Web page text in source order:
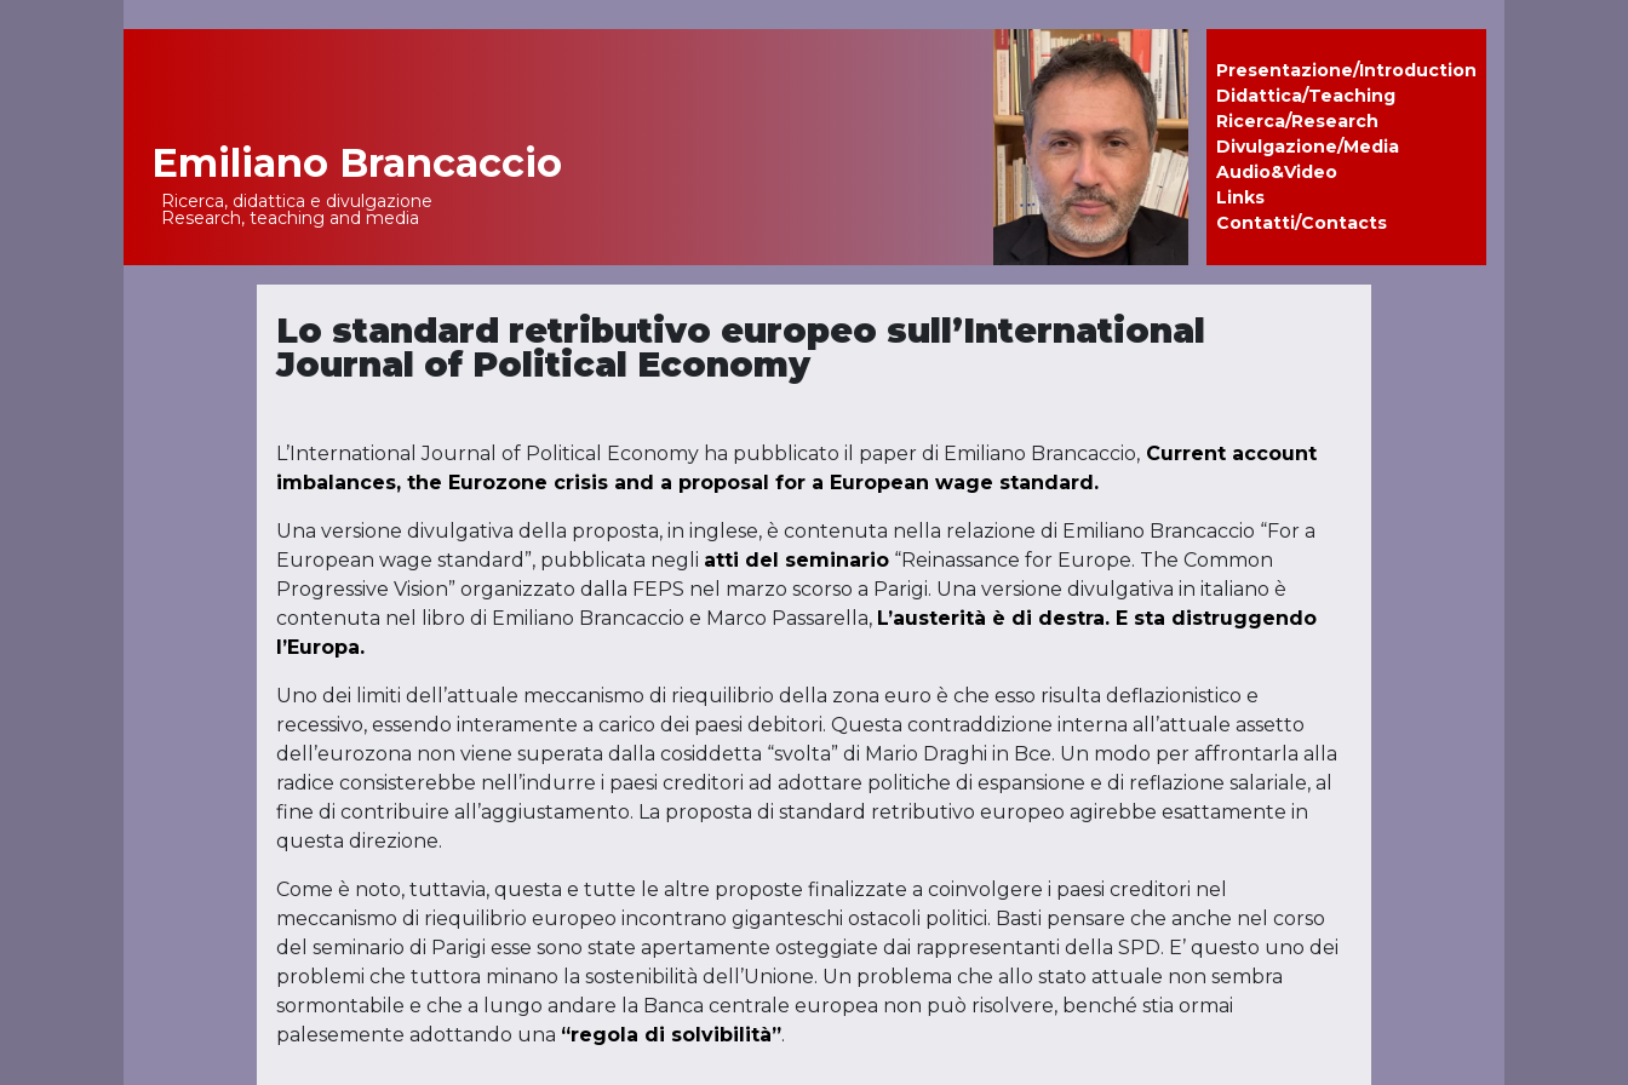
Main NavigationEmiliano Brancaccio
Ricerca, didattica e divulgazione
Research, teaching and media
Presentazione/Introduction
Didattica/Teaching
Ricerca/Research
Divulgazione/Media
Audio&Video
Links
Contatti/Contacts
Lo standard retributivo europeo sull’International
Journal of Political Economy
L’International Journal of Political Economy ha pubblicato il paper di Emiliano Brancaccio, Current account
imbalances, the Eurozone crisis and a proposal for a European wage standard.
Una versione divulgativa della proposta, in inglese, è contenuta nella relazione di Emiliano Brancaccio “For a
European wage standard”, pubblicata negli atti del seminario“Reinassance for Europe. The Common
Progressive Vision” organizzato dalla FEPS nel marzo scorso a Parigi. Una versione divulgativa in italiano è
contenuta nel libro di Emiliano Brancaccio e Marco Passarella, L’austerità è di destra. E sta distruggendo
l’Europa.
Uno dei limiti dell’attuale meccanismo di riequilibrio della zona euro è che esso risulta deflazionistico e
recessivo, essendo interamente a carico dei paesi debitori. Questa contraddizione interna all’attuale assetto
dell’eurozona non viene superata dalla cosiddetta “svolta” di Mario Draghi in Bce. Un modo per affrontarla alla
radice consisterebbe nell’indurre i paesi creditori ad adottare politiche di espansione e di reflazione salariale, al
fine di contribuire all’aggiustamento. La proposta di standard retributivo europeo agirebbe esattamente in
questa direzione.
Come è noto, tuttavia, questa e tutte le altre proposte finalizzate a coinvolgere i paesi creditori nel
meccanismo di riequilibrio europeo incontrano giganteschi ostacoli politici. Basti pensare che anche nel corso
del seminario di Parigi esse sono state apertamente osteggiate dai rappresentanti della SPD. E’ questo uno dei
problemi che tuttora minano la sostenibilità dell’Unione. Un problema che allo stato attuale non sembra
sormontabile e che a lungo andare la Banca centrale europea non può risolvere, benché stia ormai
palesemente adottando una “regola di solvibilità”.